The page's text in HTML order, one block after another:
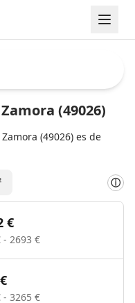
(49026)
(49026) es de
ⓘ
€
- 2693 €
- 3265 €